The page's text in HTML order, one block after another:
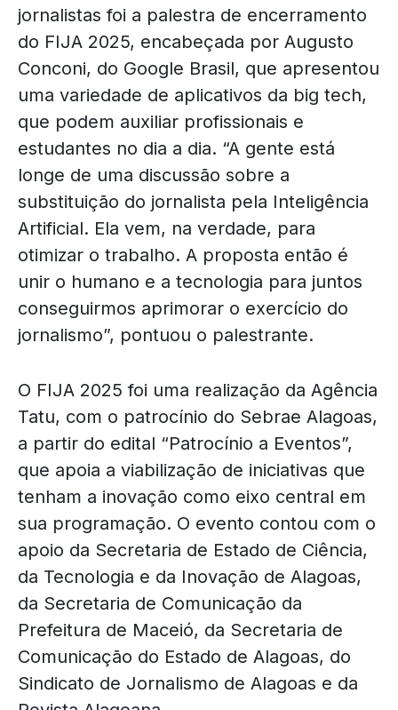
jornalistas foi a palestra de encerramento
do FIJA 2025, encabeçada por Augusto
Conconi, do Google Brasil, que apresentou
uma variedade de aplicativos da big tech,
que podem auxiliar profissionais e
estudantes no dia a dia. “A gente está
longe de uma discussão sobre a
substituição do jornalista pela Inteligência
Artificial. Ela vem, na verdade, para
otimizar o trabalho. A proposta então é
unir o humano e a tecnologia para juntos
conseguirmos aprimorar o exercício do
jornalismo”, pontuou o palestrante.
O FIJA 2025 foi uma realização da Agência
Tatu, com o patrocínio do Sebrae Alagoas,
a partir do edital “Patrocínio a Eventos”,
que apoia a viabilização de iniciativas que
tenham a inovação como eixo central em
sua programação. O evento contou com o
apoio da Secretaria de Estado de Ciência,
da Tecnologia e da Inovação de Alagoas,
da Secretaria de Comunicação da
Prefeitura de Maceió, da Secretaria de
Comunicação do Estado de Alagoas, do
Sindicato de Jornalismo de Alagoas e da